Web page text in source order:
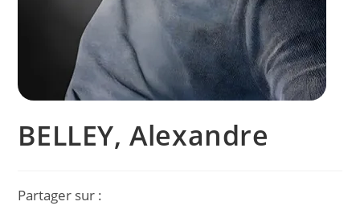
BELLEY, Alexandre
Partager sur :